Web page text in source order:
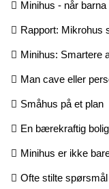
Minihus - når
Rapport: Mikrohus
Minihus: Smartere
Man cave eller
Småhus på et plan
En bærekraftig
Minihus er ikke
Ofte stilte